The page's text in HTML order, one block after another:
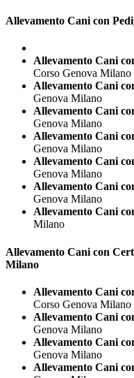
Allevamento Cani con
Allevamento Cani
Corso Genova Milano
Allevamento Cani
Genova Milano
Allevamento Cani
Genova Milano
Allevamento Cani
Genova Milano
Allevamento Cani
Genova Milano
Allevamento Cani
Genova Milano
Allevamento Cani
Milano
Allevamento Cani con
Milano
Allevamento Cani
Corso Genova Milano
Allevamento Cani
Genova Milano
Allevamento Cani
Genova Milano
Allevamento Cani